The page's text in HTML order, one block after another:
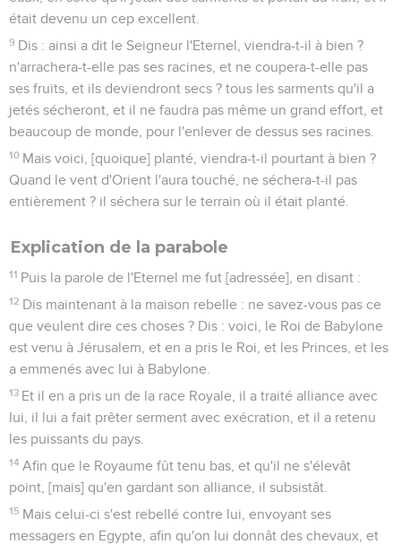
était devenu un cep excellent.
9 Dis : ainsi a dit le Seigneur l'Eternel, viendra-t-il à bien ?
n'arrachera-t-elle pas ses racines, et ne coupera-t-elle pas
ses fruits, et ils deviendront secs ? tous les sarments qu'il a
jetés sécheront, et il ne faudra pas même un grand effort, et
beaucoup de monde, pour l'enlever de dessus ses racines.
10 Mais voici, [quoique] planté, viendra-t-il pourtant à bien ?
Quand le vent d'Orient l'aura touché, ne séchera-t-il pas
entièrement ? il séchera sur le terrain où il était planté.
Explication de la parabole
11 Puis la parole de l'Eternel me fut [adressée], en disant :
12 Dis maintenant à la maison rebelle : ne savez-vous pas ce
que veulent dire ces choses ? Dis : voici, le Roi de Babylone
est venu à Jérusalem, et en a pris le Roi, et les Princes, et les
a emmenés avec lui à Babylone.
13 Et il en a pris un de la race Royale, il a traité alliance avec
lui, il lui a fait prêter serment avec exécration, et il a retenu
les puissants du pays.
14 Afin que le Royaume fût tenu bas, et qu'il ne s'élevât
point, [mais] qu'en gardant son alliance, il subsistât.
15 Mais celui-ci s'est rebellé contre lui, envoyant ses
messagers en Egypte, afin qu'on lui donnât des chevaux, et